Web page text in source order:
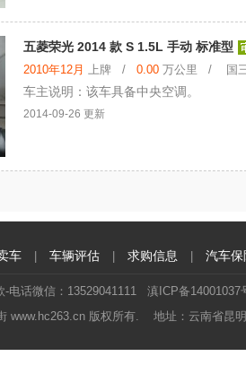
五菱荣光 2014 款 S 1.5L 手动 标准型
2010年12月 上牌 / 0.00 万公里 / 国
车主说明：该车具备中央空调。
2014-09-26 更新
车 | 车辆评估 | 求购信息 | 汽车保
-电话微信：13529041111 滇ICP备14001037
www.hc263.cn 版权所有. 地址：云南省昆